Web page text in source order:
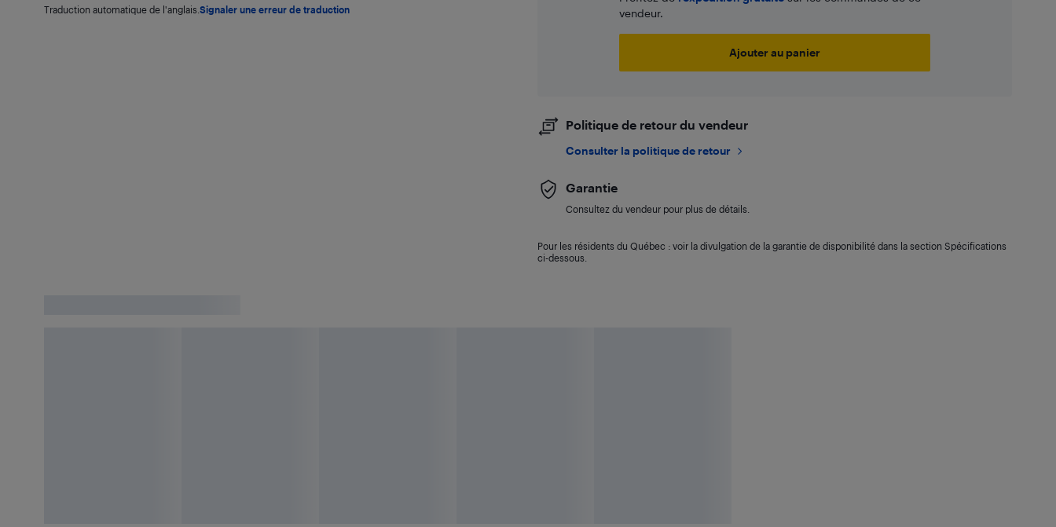
Traduction automatique de l'anglais. Signaler une erreur de traduction
vendeur.
Ajouter au panier
Politique de retour du vendeur
Consulter la politique de retour
Garantie
Consultez du vendeur pour plus de détails.
Pour les résidents du Québec : voir la divulgation de la garantie de disponibilité dans la section Spécifications
ci-dessous.